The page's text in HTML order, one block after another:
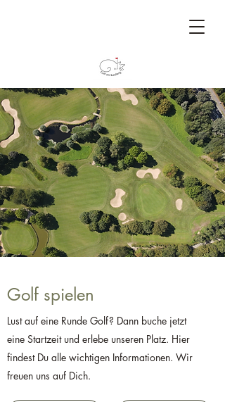
Golf spielen
Lust auf eine Runde Golf? Dann buche jetzt
eine Startzeit und erlebe unseren Platz. Hier
findest Du alle wichtigen Informationen. Wir
freuen uns auf Dich.